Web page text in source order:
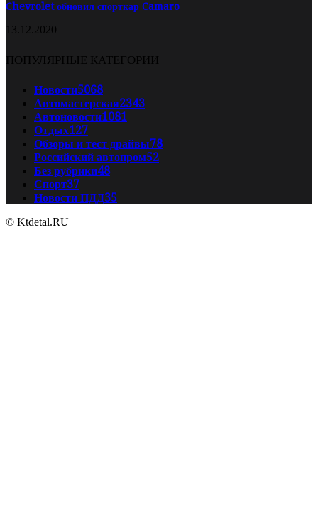
Chevrolet обновил спорткар Camaro
13.12.2020
ПОПУЛЯРНЫЕ КАТЕГОРИИ
Новости5068
Автомастерская2343
Автоновости1081
Отдых127
Обзоры и тест драйвы78
Российский автопром52
Без рубрики48
Спорт37
Новости ПДД35
© Ktdetal.RU